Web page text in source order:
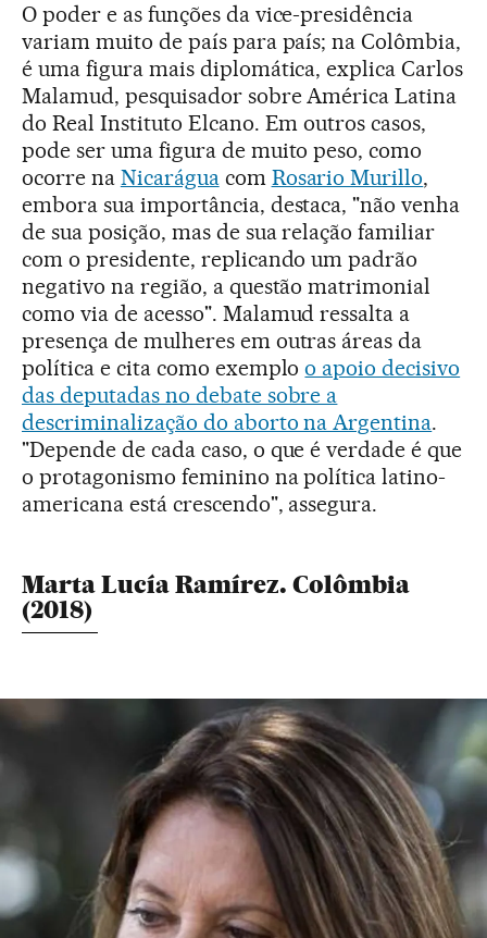
O poder e as funções da vice-presidência
variam muito de país para país; na Colômbia,
é uma figura mais diplomática, explica Carlos
Malamud, pesquisador sobre América Latina
do Real Instituto Elcano. Em outros casos,
pode ser uma figura de muito peso, como
ocorre na Nicaráguacom Rosario Murillo,
embora sua importância, destaca, "não venha
de sua posição, mas de sua relação familiar
com o presidente, replicando um padrão
negativo na região, a questão matrimonial
como via de acesso". Malamud ressalta a
presença de mulheres em outras áreas da
política e cita como exemploo apoio decisivo
das deputadas no debate sobre a
descriminalização do aborto na Argentina.
"Depende de cada caso, o que é verdade é que
o protagonismo feminino na política latino-
americana está crescendo", assegura.
Marta Lucía Ramírez. Colômbia
(2018)